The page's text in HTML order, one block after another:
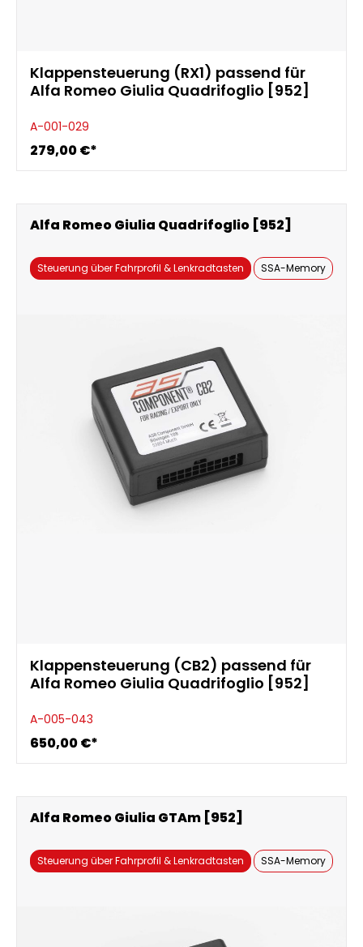
Klappensteuerung (RX1) passend für
Alfa Romeo Giulia Quadrifoglio [952]
A-001-029
279,00 €*
Klappensteuerung (CB2) passend für
Alfa Romeo Giulia Quadrifoglio [952]
A-005-043
Alfa Romeo Giulia Quadrifoglio [952]
Steuerung über Fahrprofil & Lenkradtasten SSA-Memory
650,00 €*
Alfa Romeo Giulia GTAm [952]
Steuerung über Fahrprofil & Lenkradtasten SSA-Memory